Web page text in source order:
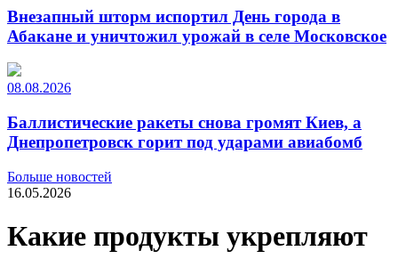
Внезапный шторм испортил День города в
Абакане и уничтожил урожай в селе Московское
08.08.2026
Баллистические ракеты снова громят Киев, а
Днепропетровск горит под ударами авиабомб
Больше новостей
16.05.2026
Какие продукты укрепляют